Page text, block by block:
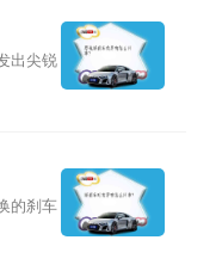
出尖锐
的刹车